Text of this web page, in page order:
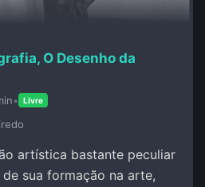
O Desenho da
• Livre
artística bastante peculiar
sua formação na arte,